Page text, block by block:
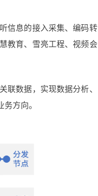
信息的接入采集、编码转
教育、雪亮工程、视频会
联数据，实现数据分析、
方向。